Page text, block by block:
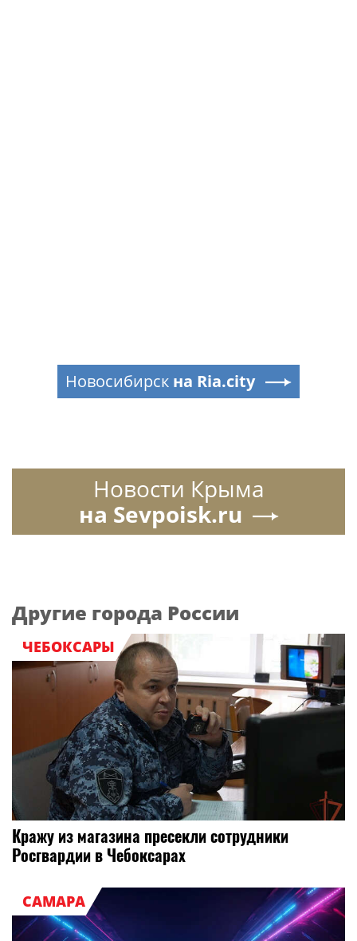
Новосибирск на Ria.city
Новости Крыма
на Sevpoisk.ru
Другие города России
ЧЕБОКСАРЫ
Кражу из магазина пресекли сотрудники
Росгвардии в Чебоксарах
САМАРА